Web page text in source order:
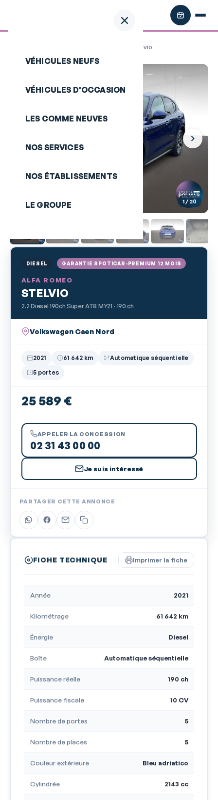
VÉHICULES NEUFS
VÉHICULES D'OCCASION
LES COMME NEUVES
NOS SERVICES
NOS ÉTABLISSEMENTS
LE GROUPE
ALFA ROMEO Stelvio
1/ 20
FICHE TECHNIQUE Imprimer la fiche
Année 2021
Kilométrage 61 642 km
Énergie Diesel
Boîte Automatique séquentielle
Puissance réelle 190 ch
Puissance fiscale 10 CV
Nombre de portes 5
Nombre de places 5
Couleur extérieure Bleu adriatico
Cylindrée 2143 cc
DIESEL GARANTIE SPOTICAR-PREMIUM 12 MOIS
ALFA ROMEO
STELVIO
2.2 Diesel 190ch Super AT8 MY21 · 190 ch
Volkswagen Caen Nord
2021 61 642 km
Automatique séquentielle
5 portes
25 589 €
APPELER LA CONCESSION
02 31 43 00 00
Je suis intéressé
PARTAGER CETTE ANNONCE